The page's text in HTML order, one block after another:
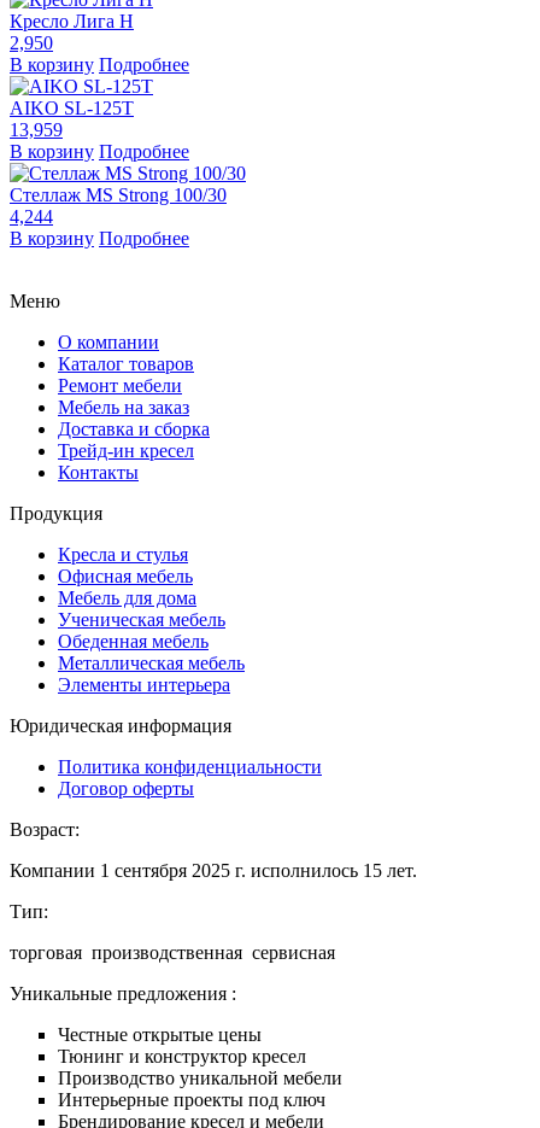
Кресло Лига Н
2,950
В корзину Подробнее
AIKO SL-125Т
13,959
В корзину Подробнее
Стеллаж MS Strong 100/30
4,244
В корзину Подробнее
Меню
О компании
Каталог товаров
Ремонт мебели
Мебель на заказ
Доставка и сборка
Трейд-ин кресел
Контакты
Продукция
Кресла и стулья
Офисная мебель
Мебель для дома
Ученическая мебель
Обеденная мебель
Металлическая мебель
Элементы интерьера
Юридическая информация
Политика конфиденциальности
Договор оферты
Возраст:
Компании 1 сентября 2025 г. исполнилось 15 лет.
Тип:
торговая производственная сервисная
Уникальные предложения :
Честные открытые цены
Тюнинг и конструктор кресел
Производство уникальной мебели
Интерьерные проекты под ключ
Брендирование кресел и мебели